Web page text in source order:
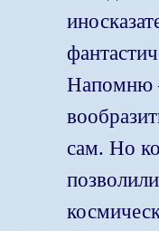
Напомню
сам. Но